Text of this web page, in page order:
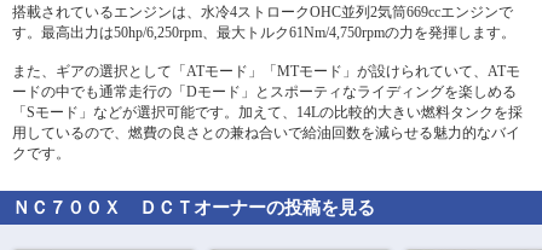
搭載されているエンジンは、水冷4ストロークOHC並列2気筒669ccエンジンで
す。最高出力は50hp/6,250rpm、最大トルク61Nm/4,750rpmの力を発揮します。
また、ギアの選択として「ATモード」「MTモード」が設けられていて、ATモ
ードの中でも通常走行の「Dモード」とスポーティなライディングを楽しめる
「Sモード」などが選択可能です。加えて、14Lの比較的大きい燃料タンクを採
用しているので、燃費の良さとの兼ね合いで給油回数を減らせる魅力的なバイ
クです。
ＮＣ７００Ｘ ＤＣＴ オーナーの投稿を見る